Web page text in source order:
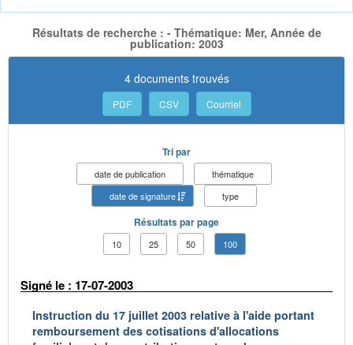
Résultats de recherche : - Thématique: Mer, Année de
publication: 2003
4 documents trouvés
PDF CSV Courriel
Tri par
date de publication
thématique
date de signature
type
Résultats par page
10 25 50 100
Signé le : 17-07-2003
Instruction du 17 juillet 2003 relative à l'aide portant
remboursement des cotisations d'allocations